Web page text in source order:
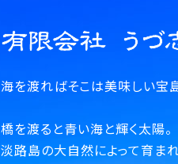
海を渡ればそこは美味しい宝
橋を渡ると青い海と輝く太陽。
淡路島の大自然によって育ま